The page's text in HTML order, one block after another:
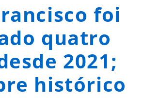
foi
quatro
2021;
histórico